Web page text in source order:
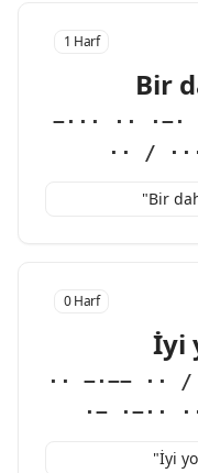
1 Harf
Bir
−··· ··
·· /
"Bir
0 Harf
İyi
·· −·−− ·· /
·− ·−··
"İyi